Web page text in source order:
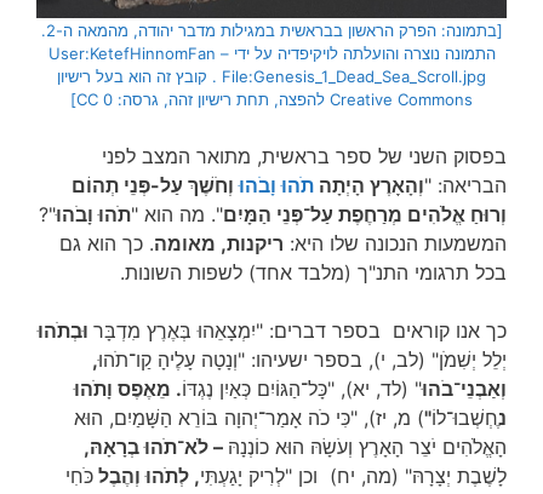
[בתמונה: הפרק הראשון בבראשית במגילות מדבר יהודה, מהמאה ה-2.
התמונה נוצרה והועלתה לויקיפדיה על ידי User:KetefHinnomFan –
File:Genesis_1_Dead_Sea_Scroll.jpg. קובץ זה הוא בעל רישיון
Creative Commons להפצה, תחת רישיון זהה, גרסה: CC 0]
בפסוק השני של ספר בראשית, מתואר המצב לפני
הבריאה: "וְהָאָרֶץ הָיְתָה תֹהוּ וָבֹהוּ וְחֹשֶׁךְ עַל-פְּנֵי תְהוֹם
וְרוּחַ אֱלֹהִים מְרַחֶפֶת עַל־פְּנֵי הַמָּיִם". מה הוא "תֹהוּ וָבֹהוּ"?
המשמעות הנכונה שלו היא: ריקנות, מאומה. כך הוא גם
בכל תרגומי התנ"ך (מלבד אחד) לשפות השונות.
כך אנו קוראים בספר דברים: "יִמְצָאֵהוּ בְּאֶרֶץ מִדְבָּר וּבְתֹהוּ
יְלֵל יְשִׁמֹן" (לב, י), בספר ישעיהו: "וְנָטָה עָלֶיהָ קַו־תֹהוּ,
וְאַבְנֵי־בֹהוּ" (לד, יא), "כָּל־הַגּוֹיִם כְּאַיִן נֶגְדּוֹ. מֵאֶפֶס וָתֹהוּ
נֶחְשְׁבוּ־לוֹ") מ, יז), "כִּי כֹה אָמַר־יְהוָה בּוֹרֵא הַשָּׁמַיִם, הוּא
הָאֱלֹהִים יֹצֵר הָאָרֶץ וְעֹשָׂהּ הוּא כוֹנְנָהּ – לֹא־תֹהוּ בְרָאָהּ,
לָשֶׁבֶת יְצָרָהּ" (מה, יח) וכן "לְרִיק יָגַעְתִּי, לְתֹהוּ וְהֶבֶל כֹּחִי